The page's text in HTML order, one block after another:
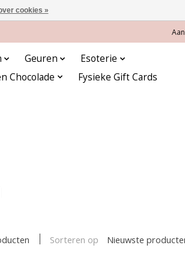
Geuren
Esoterie
Chocolade
Fysieke Gift Cards
Sorteren op Nieuwste
cookies »